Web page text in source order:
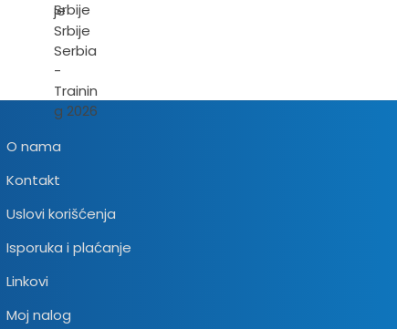
O nama
Kontakt
Uslovi korišćenja
Isporuka i plaćanje
Linkovi
Moj nalog